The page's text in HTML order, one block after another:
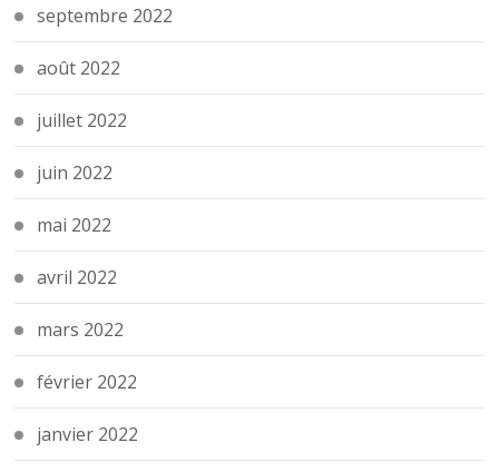
septembre 2022
août 2022
juillet 2022
juin 2022
mai 2022
avril 2022
mars 2022
février 2022
janvier 2022